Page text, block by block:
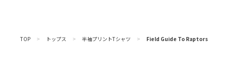
TOP > トップス > 半袖プリントTシャツ > Field Guide To Raptors